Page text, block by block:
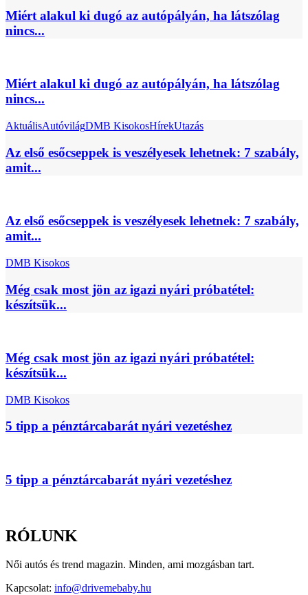
Miért alakul ki dugó az autópályán, ha látszólag
nincs...
Miért alakul ki dugó az autópályán, ha látszólag
nincs...
AktuálisAutóvilágDMB KisokosHírekUtazás
Az első esőcseppek is veszélyesek lehetnek: 7 szabály,
amit...
Az első esőcseppek is veszélyesek lehetnek: 7 szabály,
amit...
DMB Kisokos
Még csak most jön az igazi nyári próbatétel:
készítsük...
Még csak most jön az igazi nyári próbatétel:
készítsük...
DMB Kisokos
5 tipp a pénztárcabarát nyári vezetéshez
5 tipp a pénztárcabarát nyári vezetéshez
RÓLUNK
Női autós és trend magazin. Minden, ami mozgásban tart.
Kapcsolat: info@drivemebaby.hu